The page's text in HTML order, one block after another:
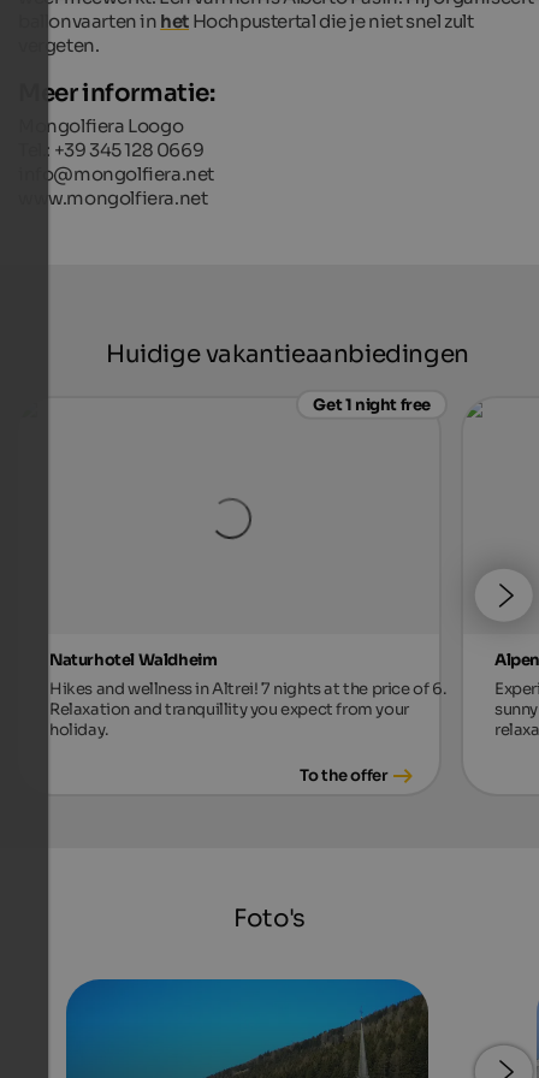
ballonvaarten in het Hochpustertal die je niet snel zult
vergeten.
Meer informatie:
Mongolfiera Loogo
Tel.: +39 345 128 0669
info@mongolfiera.net
www.mongolfiera.net
Huidige vakantieaanbiedingen
Get 1 night free
Naturhotel Waldheim
Hikes and wellness in Altrei! 7 nights at the price of 6.
Relaxation and tranquillity you expect from your
holiday.
To the offer
Foto's